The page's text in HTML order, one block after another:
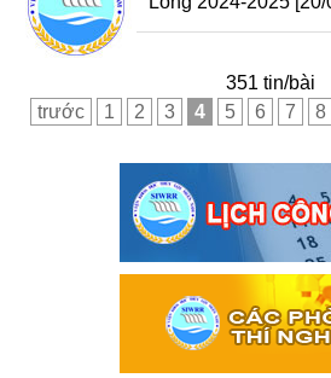
351 tin/bài
trước
1 2 3 4 5 6 7 8